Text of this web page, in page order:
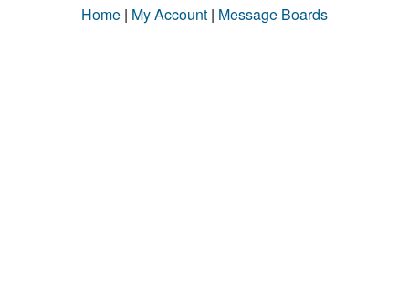
Home | My Account | Message Boards